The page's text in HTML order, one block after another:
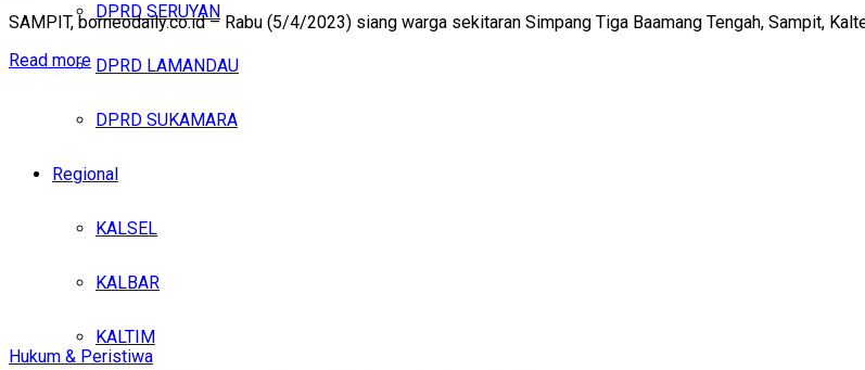
DPRD SERUYAN
DPRD LAMANDAU
DPRD SUKAMARA
Regional
KALSEL
KALBAR
KALTIM
SAMPIT, borneodaily.co.id – Rabu (5/4/2023) siang warga sekitaran Simpang Tiga Baamang Tengah, Sampit,
Read more
Hukum & Peristiwa